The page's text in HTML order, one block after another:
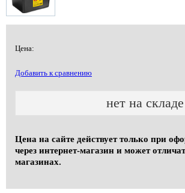
Цена:
Добавить к сравнению
нет на складе
Цена на сайте действует только при
через интернет-магазин и может
магазинах.